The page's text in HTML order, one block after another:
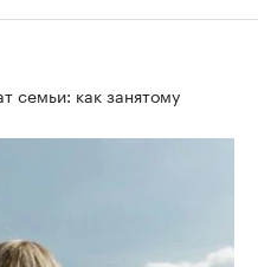
семьи: как занятому